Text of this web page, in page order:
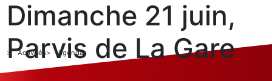
Dimanche 21 juin,
Parvis de La Gare
Activités Agenda